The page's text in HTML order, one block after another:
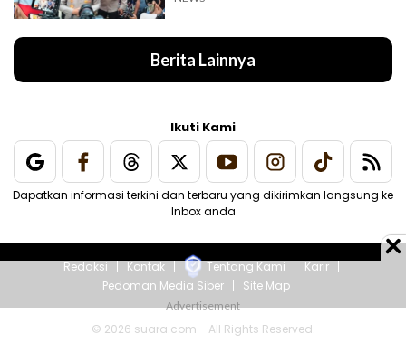
Berita Lainnya
Ikuti Kami
Dapatkan informasi terkini dan terbaru yang dikirimkan langsung ke
Inbox anda
Redaksi Kontak Tentang Kami
Karir
Pedoman Media Siber
Site Map
© 2026 suara.com - All Rights Reserved.